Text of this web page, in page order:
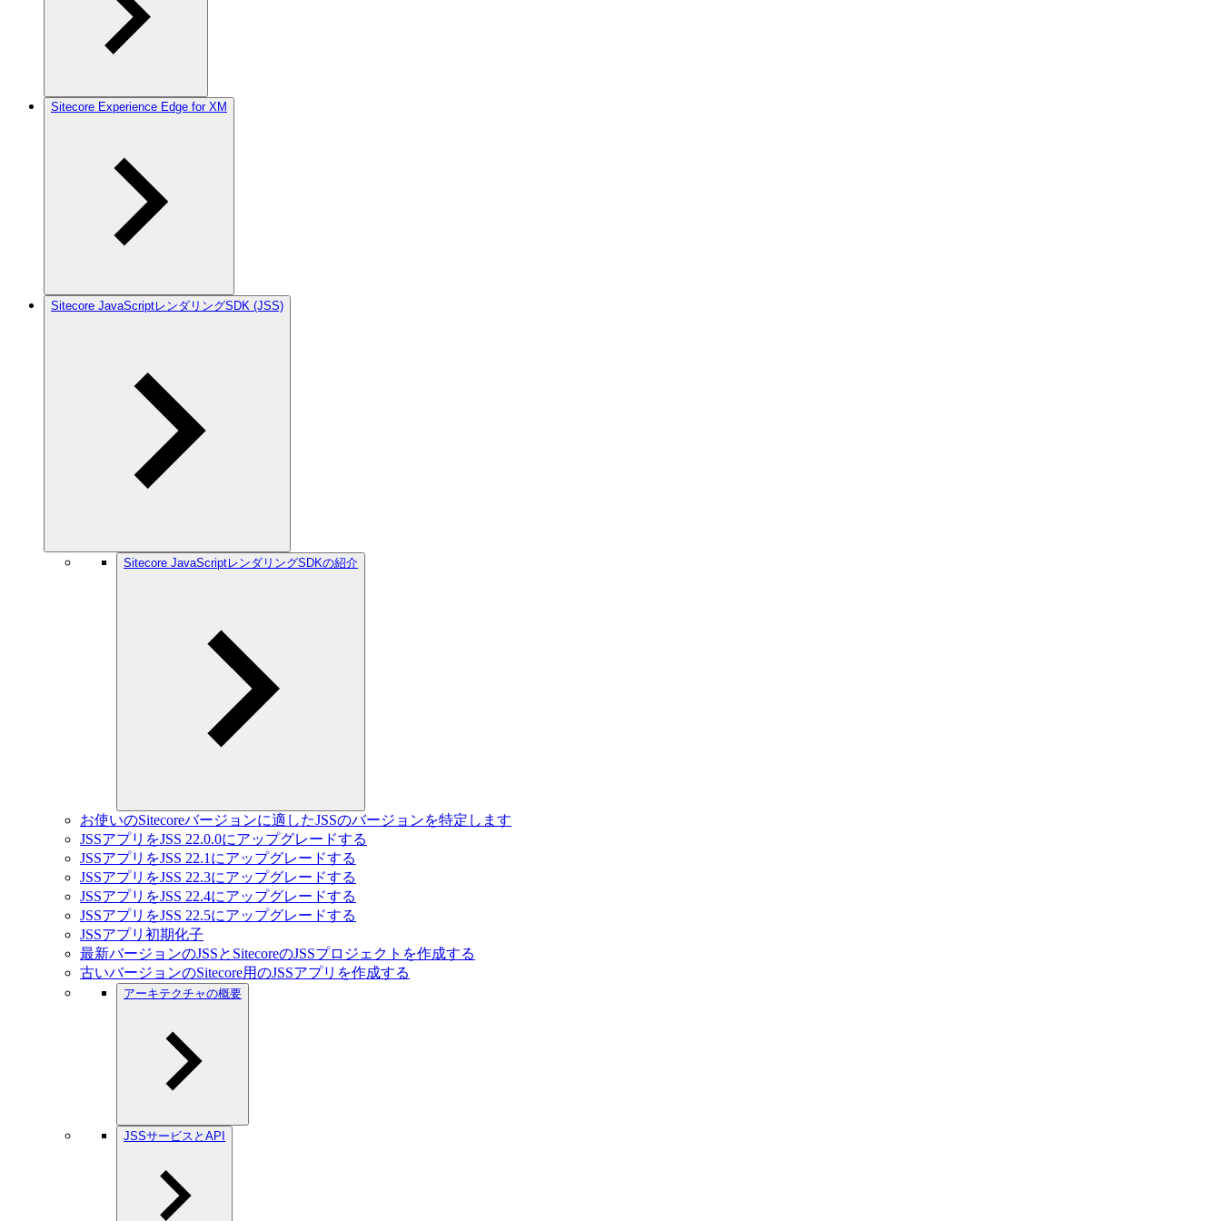
Sitecore Experience Edge for XM
Sitecore JavaScriptレンダリングSDK (JSS)
Sitecore JavaScriptレンダリングSDKの紹介
お使いのSitecoreバージョンに適したJSSのバージョンを特定します
JSSアプリをJSS 22.0.0にアップグレードする
JSSアプリをJSS 22.1にアップグレードする
JSSアプリをJSS 22.3にアップグレードする
JSSアプリをJSS 22.4にアップグレードする
JSSアプリをJSS 22.5にアップグレードする
JSSアプリ初期化子
最新バージョンのJSSとSitecoreのJSSプロジェクトを作成する
古いバージョンのSitecore用のJSSアプリを作成する
アーキテクチャの概要
JSSサービスとAPI